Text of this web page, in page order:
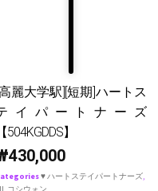
麗大学駅][短期]ハートス
イパートナーズ
【504KGDDS】
430,000
♥ ハートステイパートナーズ,